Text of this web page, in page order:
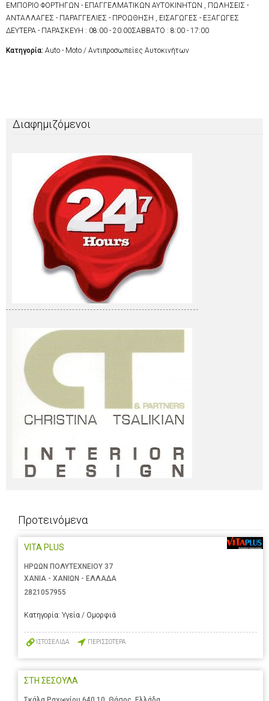
ΕΜΠΟΡΙΟ ΦΟΡΤΗΓΩΝ - ΕΠΑΓΓΕΛΜΑΤΙΚΩΝ ΑΥΤΟΚΙΝΗΤΩΝ , ΠΩΛΗΣΕΙΣ -
ΑΝΤΑΛΛΑΓΕΣ - ΠΑΡΑΓΓΕΛΙΕΣ - ΠΡΟΩΘΗΣΗ , ΕΙΣΑΓΩΓΕΣ - ΕΞΑΓΩΓΕΣ
ΔΕΥΤΕΡΑ - ΠΑΡΑΣΚΕΥΗ : 08:00 - 20:00ΣΑΒΒΑΤΟ : 8:00 - 17:00
Κατηγορία: Auto - Moto / Αντιπροσωπείες Αυτοκινήτων
Διαφημιζόμενοι
Προτεινόμενα
VITA PLUS
ΗΡΩΩΝ ΠΟΛΥΤΕΧΝΕΙΟΥ 37
ΧΑΝΙΑ - ΧΑΝΙΩΝ - ΕΛΛΑΔΑ
2821057955
Κατηγορία: Υγεία / Ομορφιά
ΙΣΤΟΣΕΛΙΔΑ ΠΕΡΙΣΣΟΤΕΡΑ
ΣΤΗ ΣΕΣΟΥΛΑ